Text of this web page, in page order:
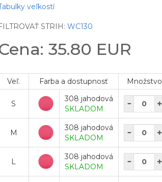
veľkostí
STRIH:WC130
35.80 EUR
Veľ. Farba a dostupnosť Množstvo
S
308 jahodová
SKLADOM
M
308 jahodová
SKLADOM
L
308 jahodová
SKLADOM